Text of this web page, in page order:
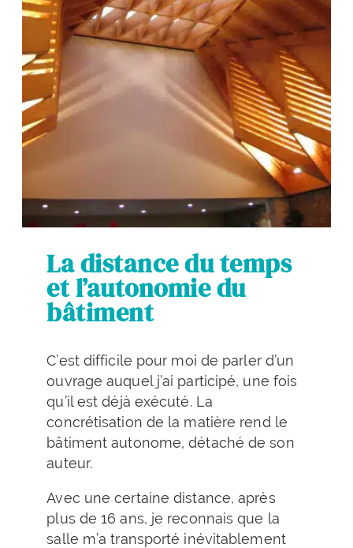
La distance du temps
et l’autonomie du
bâtiment
C’est difficile pour moi de parler d’un
ouvrage auquel j’ai participé, une fois
qu’il est déjà exécuté. La
concrétisation de la matière rend le
bâtiment autonome, détaché de son
auteur.
Avec une certaine distance, après
plus de 16 ans, je reconnais que la
salle m’a transporté inévitablement